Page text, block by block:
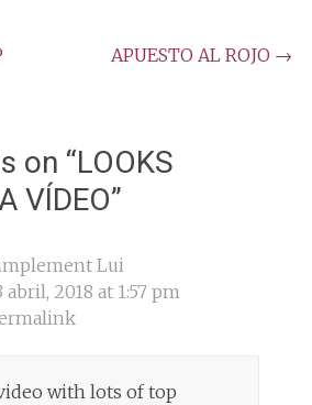
APUESTO AL ROJO →
on “LOOKS
VÍDEO”
Lui
abril, 2018 at 1:57 pm
with lots of top